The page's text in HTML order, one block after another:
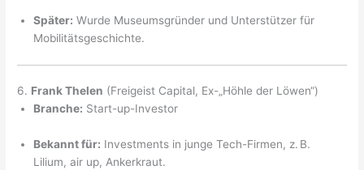
Später: Wurde Museumsgründer und Unterstützer für
Mobilitätsgeschichte.
6. Frank Thelen (Freigeist Capital, Ex-„Höhle der Löwen“)
Branche: Start-up-Investor
Bekannt für: Investments in junge Tech-Firmen, z. B.
Lilium, air up, Ankerkraut.